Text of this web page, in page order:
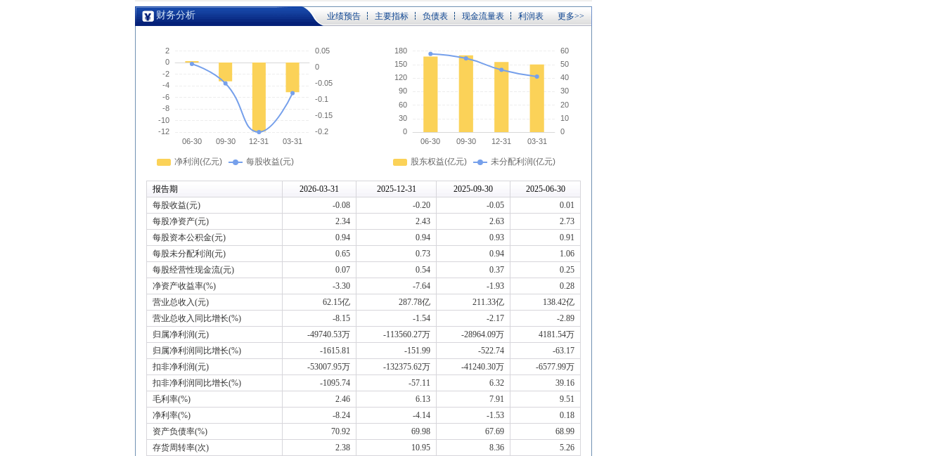
财务分析 业绩预告 主要指标 负债表 现金流量表 利润表 更多>>
报告期 2026-03-31 2025-12-31 2025-09-30
2025-06-30
每股收益(元)
-0.08 -0.20 -0.05
0.01
每股净资产(元)
2.34 2.43 2.63
2.73
每股资本公积金(元)
0.94 0.94 0.93
0.91
每股未分配利润(元)
0.65 0.73 0.94
1.06
每股经营性现金流(元)
0.07 0.54 0.37
0.25
净资产收益率(%)
-3.30 -7.64 -1.93
0.28
营业总收入(元)
62.15亿 287.78亿 211.33亿
138.42亿
营业总收入同比增长(%)
-8.15 -1.54 -2.17
-2.89
归属净利润(元)
-49740.53万 -113560.27万 -28964.09万
4181.54万
归属净利润同比增长(%)
-1615.81 -151.99 -522.74
-63.17
扣非净利润(元)
-53007.95万 -132375.62万 -41240.30万
-6577.99万
扣非净利润同比增长(%)
-1095.74 -57.11 6.32
39.16
毛利率(%)
2.46 6.13 7.91
9.51
净利率(%)
-8.24 -4.14 -1.53
0.18
资产负债率(%)
70.92 69.98 67.69
68.99
存货周转率(次)
2.38 10.95 8.36 5.26